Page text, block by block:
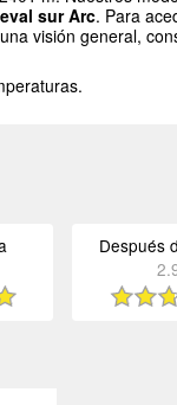
sur Arc. Para
visión general,
Después